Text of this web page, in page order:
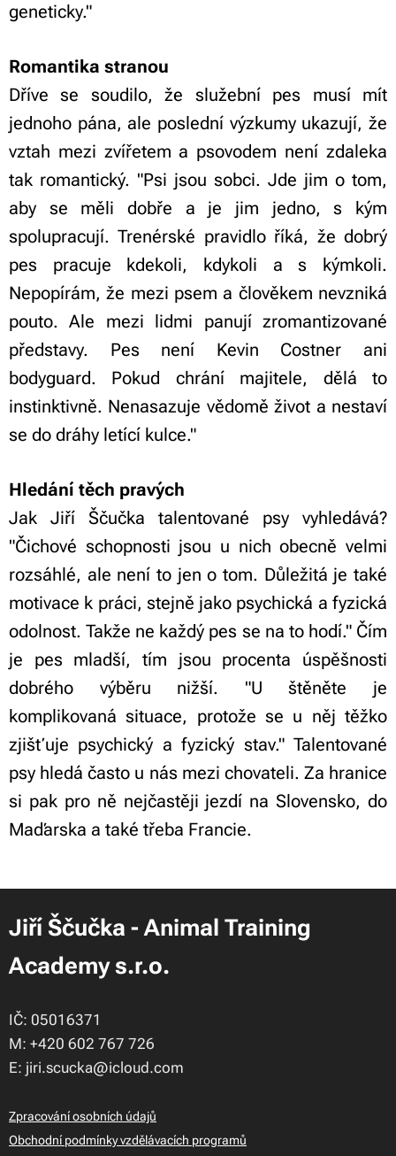
geneticky."
Romantika stranou
Dříve se soudilo, že služební pes musí mít
jednoho pána, ale poslední výzkumy ukazují, že
vztah mezi zvířetem a psovodem není zdaleka
tak romantický. "Psi jsou sobci. Jde jim o tom,
aby se měli dobře a je jim jedno, s kým
spolupracují. Trenérské pravidlo říká, že dobrý
pes pracuje kdekoli, kdykoli a s kýmkoli.
Nepopírám, že mezi psem a člověkem nevzniká
pouto. Ale mezi lidmi panují zromantizované
představy. Pes není Kevin Costner ani
bodyguard. Pokud chrání majitele, dělá to
instinktivně. Nenasazuje vědomě život a nestaví
se do dráhy letící kulce."
Hledání těch pravých
Jak Jiří Ščučka talentované psy vyhledává?
"Čichové schopnosti jsou u nich obecně velmi
rozsáhlé, ale není to jen o tom. Důležitá je také
motivace k práci, stejně jako psychická a fyzická
odolnost. Takže ne každý pes se na to hodí." Čím
je pes mladší, tím jsou procenta úspěšnosti
dobrého výběru nižší. "U štěněte je
komplikovaná situace, protože se u něj těžko
zjišťuje psychický a fyzický stav." Talentované
psy hledá často u nás mezi chovateli. Za hranice
si pak pro ně nejčastěji jezdí na Slovensko, do
Maďarska a také třeba Francie.
Jiří Ščučka - Animal Training
Academy s.r.o.
IČ: 05016371
M: +420 602 767 726
E: jiri.scucka@icloud.com
Zpracování osobních údajů
Obchodní podmínky vzdělávacích programů